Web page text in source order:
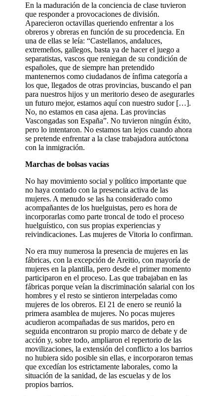
En la maduración de la conciencia de clase tuvieron
que responder a provocaciones de división.
Aparecieron octavillas queriendo enfrentar a los
obreros y obreras en función de su procedencia. En
una de ellas se leía: “Castellanos, andaluces,
extremeños, gallegos, basta ya de hacer el juego a
separatistas, vascos que reniegan de su condición de
españoles, que de siempre han pretendido
mantenernos como ciudadanos de ínfima categoría a
los que, llegados de otras provincias, buscando el pan
para nuestros hijos y un meritorio deseo de asegurarles
un futuro mejor, estamos aquí con nuestro sudor […].
No, no estamos en casa ajena. Las provincias
Vascongadas son España”. No tuvieron ningún éxito,
pero lo intentaron. No estamos tan lejos cuando ahora
se pretende enfrentar a la clase trabajadora autóctona
con la inmigración.
Marchas de bolsas vacías
No hay movimiento social y político importante que
no haya contado con la presencia activa de las
mujeres. A menudo se las ha considerado como
acompañantes de los huelguistas, pero es hora de
incorporarlas como parte troncal de todo el proceso
huelguístico, con sus propias experiencias y
reivindicaciones. Las mujeres de Vitoria lo confirman.
No era muy numerosa la presencia de mujeres en las
fábricas, con la excepción de Areitio, con mayoría de
mujeres en la plantilla, pero desde el primer momento
participaron en el proceso. Las que trabajaban en las
fábricas porque veían la discriminación salarial con los
hombres y el resto se sintieron interpeladas como
mujeres de los obreros. El 21 de enero se reunió la
primera asamblea de mujeres. No pocas mujeres
acudieron acompañadas de sus maridos, pero en
seguida encontraron su propio marco de debate y de
acción y, sobre todo, ampliaron el repertorio de las
movilizaciones, la extensión del conflicto a los barrios
no hubiera sido posible sin ellas, e incorporaron temas
que excedían los estrictamente laborales, como la
situación de la sanidad, de las escuelas y de los
propios barrios.